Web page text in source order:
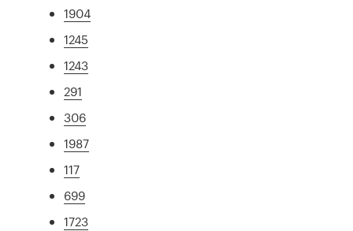
1904
1245
1243
291
306
1987
117
699
1723